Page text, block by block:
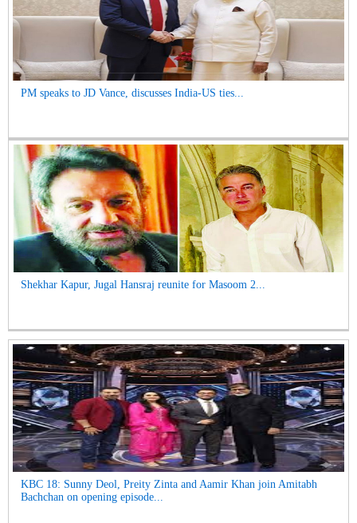
PM speaks to JD Vance, discusses India-US ties...
Shekhar Kapur, Jugal Hansraj reunite for Masoom 2...
KBC 18: Sunny Deol, Preity Zinta and Aamir Khan join Amitabh
Bachchan on opening episode...